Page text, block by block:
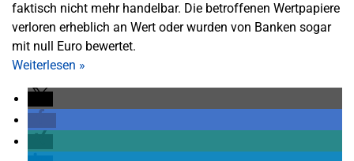
faktisch nicht mehr handelbar. Die betroffenen Wertpapiere
verloren erheblich an Wert oder wurden von Banken sogar
mit null Euro bewertet.
Weiterlesen »